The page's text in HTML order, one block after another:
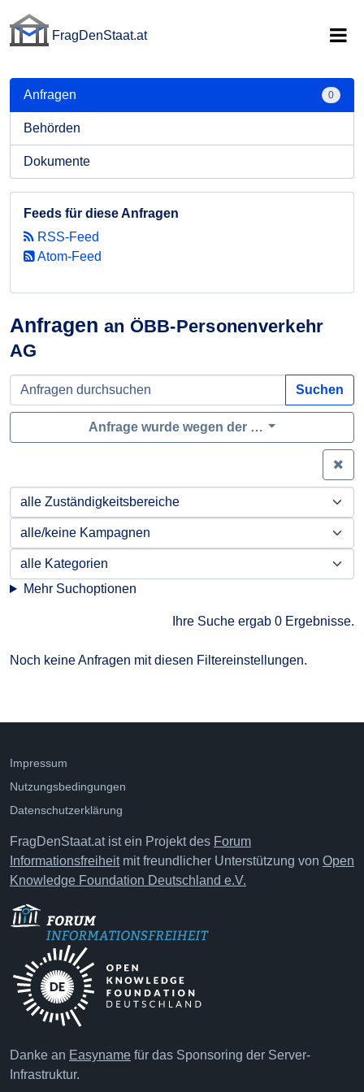
FragDenStaat.at
Anfragen an ÖBB-Personenverkehr
AG
Suchen
Anfrage wurde wegen der …
Mehr Suchoptionen
Ihre Suche ergab 0 Ergebnisse.
Noch keine Anfragen mit diesen Filtereinstellungen.
Anfragen 0
Behörden
Dokumente
Feeds für diese Anfragen
RSS-Feed
Atom-Feed
Impressum
Nutzungsbedingungen
Datenschutzerklärung
FragDenStaat.at ist ein Projekt des Forum
Informationsfreiheitmit freundlicher Unterstützung von Open
Knowledge Foundation Deutschland e.V.
Danke an Easyname für das Sponsoring der Server-
Infrastruktur.